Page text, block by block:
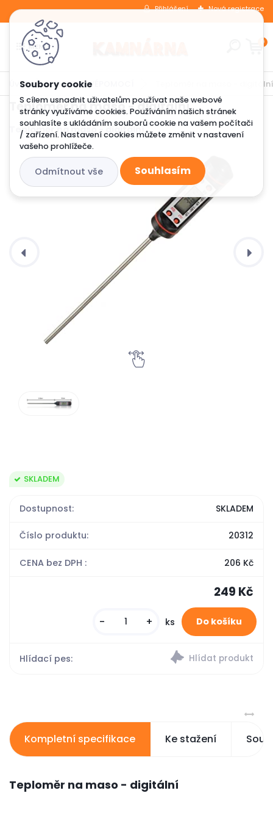
S cílem usnadnit uživatelům používat naše webové
stránky využíváme cookies. Používáním našich stránek
souhlasíte s ukládáním souborů cookie na vašem počítači
/ zařízení. Nastavení cookies můžete změnit v nastavení
vašeho prohlížeče.
Odmítnout vše Souhlasím
Přihlášení Nová registrace
0
Úvod STAVBA SVÉPOMOCÍ Teploměr na maso -
Teploměr na maso - digitální
Teploměr na maso - digitální
SKLADEM
Dostupnost: SKLADEM
Číslo produktu: 20312
CENA bez DPH : 206 Kč
249 Kč
Hlídací pes:
- + ks
Kompletní specifikace Ke stažení
Teploměr na maso - digitální